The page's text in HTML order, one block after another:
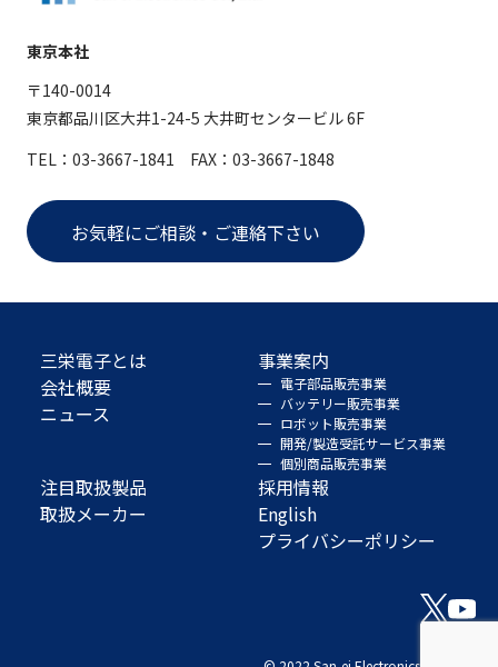
東京本社
〒140-0014
東京都品川区大井1-24-5 大井町センタービル 6F
TEL：03-3667-1841 FAX：03-3667-1848
お気軽にご相談・ご連絡下さい
三栄電子とは
会社概要
ニュース
事業案内
電子部品販売事業
バッテリー販売事業
ロボット販売事業
開発/製造受託サービス事業
個別商品販売事業
注目取扱製品
取扱メーカー
採用情報
English
プライバシーポリシー